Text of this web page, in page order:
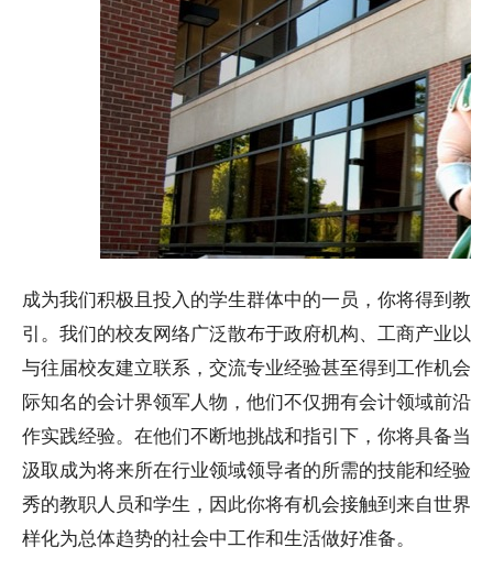
成为我们积极且投入的学生群体中的一员，你将得到教
引。我们的校友网络广泛散布于政府机构、工商产业以
与往届校友建立联系，交流专业经验甚至得到工作机会
际知名的会计界领军人物，他们不仅拥有会计领域前沿
作实践经验。在他们不断地挑战和指引下，你将具备当
汲取成为将来所在行业领域领导者的所需的技能和经验
秀的教职人员和学生，因此你将有机会接触到来自世界
样化为总体趋势的社会中工作和生活做好准备。